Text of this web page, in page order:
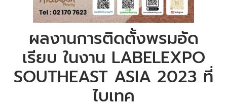
ผลงานการติดตั้งพรมอัด
เรียบ ในงาน LABELEXPO
SOUTHEAST ASIA 2023 ที่
ไบเทค